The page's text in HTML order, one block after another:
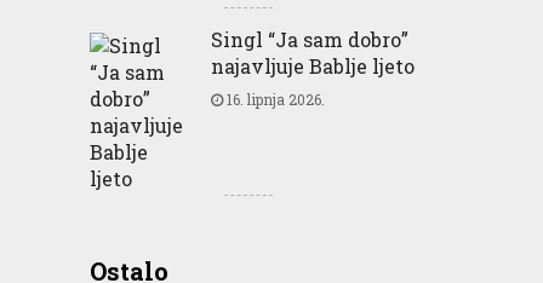
Singl “Ja sam dobro”
najavljuje Bablje ljeto
16. lipnja 2026.
Ostalo